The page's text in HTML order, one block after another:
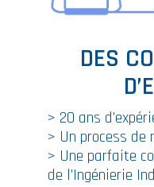
DES
> 20 ans
> Un process de
> Une parfaite
de l’Ingénierie